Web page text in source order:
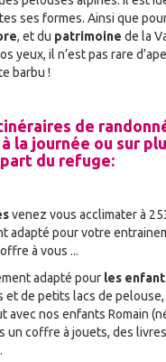
ses formes. Ainsi que
, et du patrimoine de la
yeux, il n’est pas rare
barbu !
de
la journée ou sur
du refuge:
venez vous acclimater à
adapté pour votre
à vous ...
adapté pour les
et de petits lacs de
avec nos enfants Romain
un coffre à jouets, des